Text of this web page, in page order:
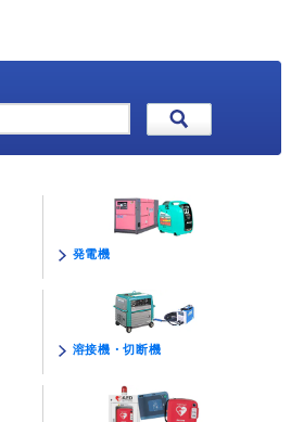
発電機
溶接機・切断機